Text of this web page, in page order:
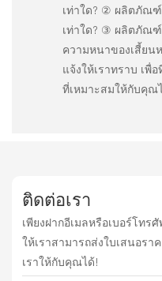
เท่าใด? ② ผลิตภัณ
เท่าใด? ③ ผลิตภัณ
ความหนาของเสี้ยน
แจ้งให้เราทราบ เพื่
ที่เหมาะสมให้กับคุณ
ติดต่อเรา
เพียงฝากอีเมลหรือเบอร์โท
ให้เราสามารถส่งใบเสนอร
เราให้กับคุณได้!